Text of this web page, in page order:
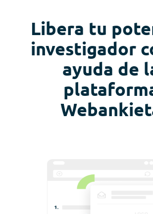
Libera tu
investigador
ayuda de